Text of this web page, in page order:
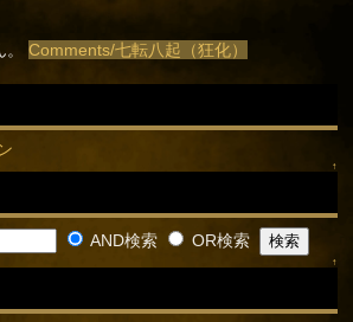
。Comments/七転八起（狂化）
↑
AND検索 OR検索
↑